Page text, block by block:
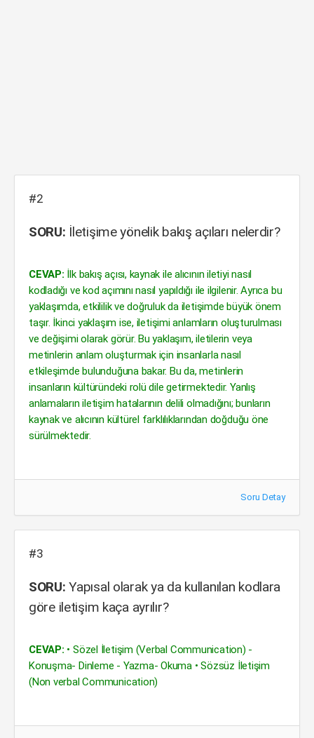
#2
SORU: İletişime yönelik bakış açıları nelerdir?
CEVAP: İlk bakış açısı, kaynak ile alıcının iletiyi nasıl
kodladığı ve kod açımını nasıl yapıldığı ile ilgilenir. Ayrıca bu
yaklaşımda, etkililik ve doğruluk da iletişimde büyük önem
taşır. İkinci yaklaşım ise, iletişimi anlamların oluşturulması
ve değişimi olarak görür. Bu yaklaşım, iletilerin veya
metinlerin anlam oluşturmak için insanlarla nasıl
etkileşimde bulunduğuna bakar. Bu da, metinlerin
insanların kültüründeki rolü dile getirmektedir. Yanlış
anlamaların iletişim hatalarının delili olmadığını; bunların
kaynak ve alıcının kültürel farklılıklarından doğduğu öne
sürülmektedir.
Soru Detay
#3
SORU: Yapısal olarak ya da kullanılan kodlara
göre iletişim kaça ayrılır?
CEVAP: • Sözel İletişim (Verbal Communication) -
Konuşma- Dinleme - Yazma- Okuma • Sözsüz İletişim
(Non verbal Communication)